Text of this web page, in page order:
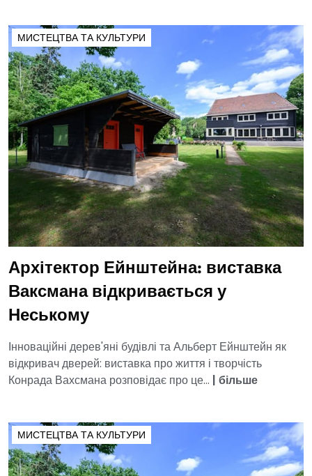
МИСТЕЦТВА ТА КУЛЬТУРИ
Архітектор Ейнштейна: виставка
Ваксмана відкривається у
Неському
Інноваційні дерев'яні будівлі та Альберт Ейнштейн як
відкривач дверей: виставка про життя і творчість
Конрада Вахсмана розповідає про це... | більше
МИСТЕЦТВА ТА КУЛЬТУРИ